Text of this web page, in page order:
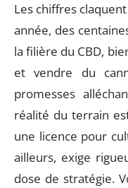
Les chiffres
année, des
la filière du CBD,
et vendre du
promesses
réalité du terrain
une licence pour
ailleurs, exige
dose de stratégie.